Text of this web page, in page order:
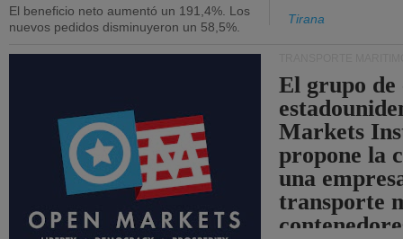
El beneficio neto aumentó un 191,4%. Los
nuevos pedidos disminuyeron un 58,5%.
Tirana
El grupo de
Markets
propone la
una
transporte